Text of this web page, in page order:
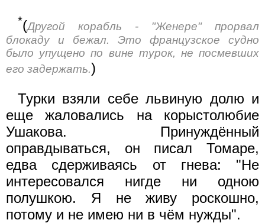
*(Другой корабль - "Женере" прорвал
блокаду и бежал. Это французское судно
было упущено по вине турок, не посмевших
его задержать.)
Турки взяли себе львиную долю и
еще жаловались на корыстолюбие
Ушакова. Принуждённый
оправдываться, он писал Томаре,
едва сдерживаясь от гнева: "Не
интересовался нигде ни одною
полушкою. Я не живу роскошно,
потому и не имею ни в чём нужды".